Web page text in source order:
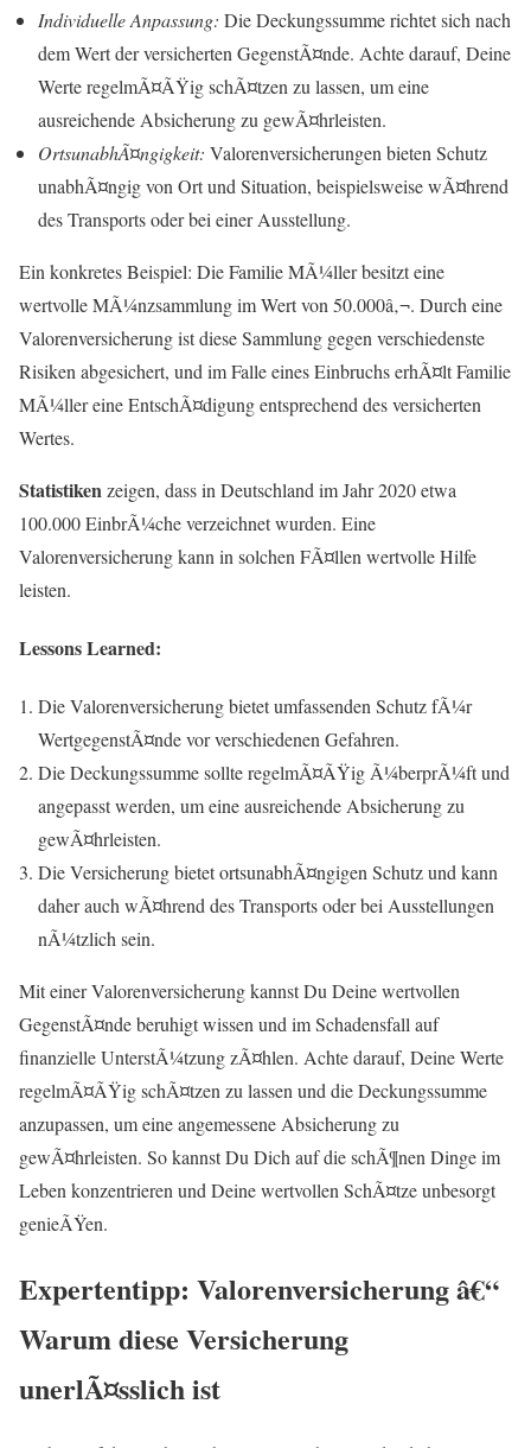
Individuelle Anpassung: Die Deckungssumme richtet sich nach
dem Wert der versicherten GegenstÃ¤nde. Achte darauf, Deine
Werte regelmÃ¤ÃŸig schÃ¤tzen zu lassen, um eine
ausreichende Absicherung zu gewÃ¤hrleisten.
OrtsunabhÃ¤ngigkeit: Valorenversicherungen bieten Schutz
unabhÃ¤ngig von Ort und Situation, beispielsweise wÃ¤hrend
des Transports oder bei einer Ausstellung.
Ein konkretes Beispiel: Die Familie MÃ¼ller besitzt eine
wertvolle MÃ¼nzsammlung im Wert von 50.000â‚¬. Durch eine
Valorenversicherung ist diese Sammlung gegen verschiedenste
Risiken abgesichert, und im Falle eines Einbruchs erhÃ¤lt Familie
MÃ¼ller eine EntschÃ¤digung entsprechend des versicherten
Wertes.
Statistikenzeigen, dass in Deutschland im Jahr 2020 etwa
100.000 EinbrÃ¼che verzeichnet wurden. Eine
Valorenversicherung kann in solchen FÃ¤llen wertvolle Hilfe
leisten.
Lessons Learned:
Die Valorenversicherung bietet umfassenden Schutz fÃ¼r
WertgegenstÃ¤nde vor verschiedenen Gefahren.
Die Deckungssumme sollte regelmÃ¤ÃŸig Ã¼berprÃ¼ft und
angepasst werden, um eine ausreichende Absicherung zu
gewÃ¤hrleisten.
Die Versicherung bietet ortsunabhÃ¤ngigen Schutz und kann
daher auch wÃ¤hrend des Transports oder bei Ausstellungen
nÃ¼tzlich sein.
Mit einer Valorenversicherung kannst Du Deine wertvollen
GegenstÃ¤nde beruhigt wissen und im Schadensfall auf
finanzielle UnterstÃ¼tzung zÃ¤hlen. Achte darauf, Deine Werte
regelmÃ¤ÃŸig schÃ¤tzen zu lassen und die Deckungssumme
anzupassen, um eine angemessene Absicherung zu
gewÃ¤hrleisten. So kannst Du Dich auf die schÃ¶nen Dinge im
Leben konzentrieren und Deine wertvollen SchÃ¤tze unbesorgt
genieÃŸen.
Expertentipp: Valorenversicherung â€“
Warum diese Versicherung
unerlÃ¤sslich ist